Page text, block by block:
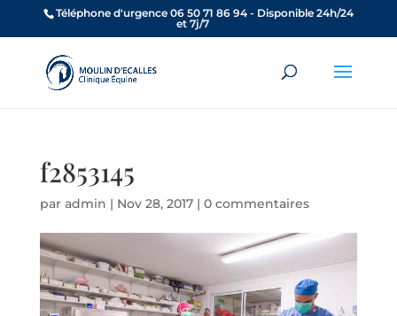
Téléphone d'urgence 06 50 71 86 94 - Disponible 24h/24
et 7j/7
f2853145
par admin | Nov 28, 2017| 0 commentaires